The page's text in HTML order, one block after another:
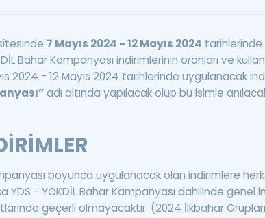
7 Mayıs 2024 - 12 Mayıs 2024
Bahar Kampanyası indirimlerinin oranları ve
2024 - 12 Mayıs 2024 tarihlerinde uygulanacak
adı altında yapılacak olup bu isimle
boyunca uygulanacak olan indirimlere
YDS - YÖKDİL Bahar Kampanyası dahilinde genel
geçerli olmayacaktır. (2024 İlkbahar